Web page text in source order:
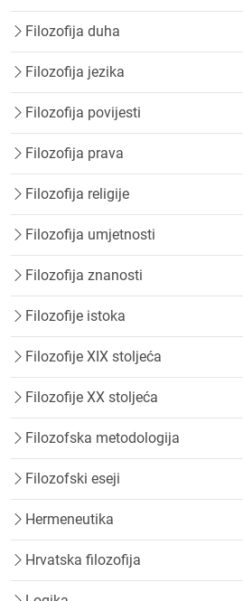
Filozofija duha
Filozofija jezika
Filozofija povijesti
Filozofija prava
Filozofija religije
Filozofija umjetnosti
Filozofija znanosti
Filozofije istoka
Filozofije XIX stoljeća
Filozofije XX stoljeća
Filozofska metodologija
Filozofski eseji
Hermeneutika
Hrvatska filozofija